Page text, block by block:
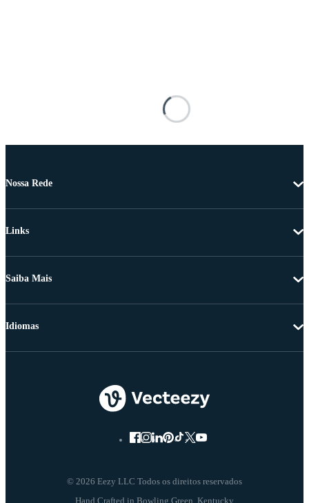
Nossa Rede
Links
Saiba Mais
© 2026 Eezy LLC Todos os direitos reservados
Idiomas